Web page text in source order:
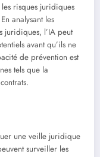
les risques juridiques
analysant les
juridiques, l’IA peut
avant qu’ils ne
de prévention est
tels que la
une veille juridique
surveiller les